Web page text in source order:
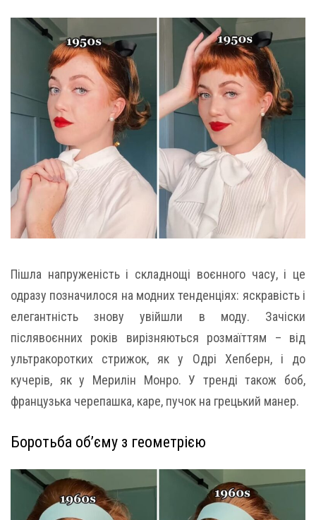
Пішла напруженість і складнощі воєнного часу, і це
одразу позначилося на модних тенденціях: яскравість і
елегантність знову увійшли в моду. Зачіски
післявоєнних років вирізняються розмаїттям – від
ультракоротких стрижок, як у Одрі Хепберн, і до
кучерів, як у Мерилін Монро. У тренді також боб,
французька черепашка, каре, пучок на грецький манер.
Боротьба об’єму з геометрією